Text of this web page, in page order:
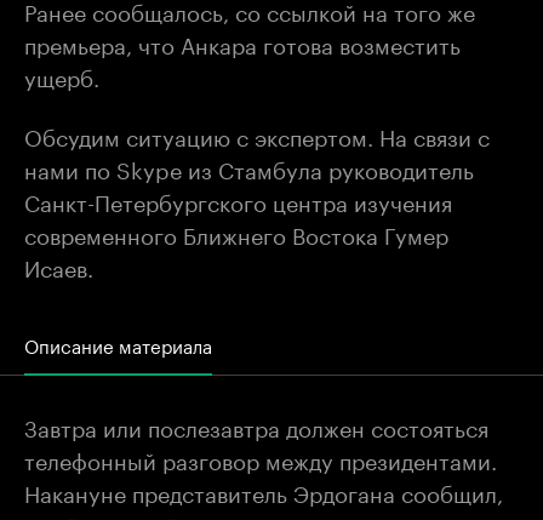
Ранее сообщалось, со ссылкой на того же
премьера, что Анкара готова возместить
ущерб.
Обсудим ситуацию с экспертом. На связи с
нами по Skype из Стамбула руководитель
Санкт-Петербургского центра изучения
современного Ближнего Востока Гумер
Исаев.
Описание материала
Завтра или послезавтра должен состояться
телефонный разговор между президентами.
Накануне представитель Эрдогана сообщил,